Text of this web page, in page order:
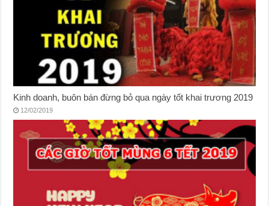
Kinh doanh, buôn bán đừng bỏ qua ngày tốt khai trương 2019
12/02/2019